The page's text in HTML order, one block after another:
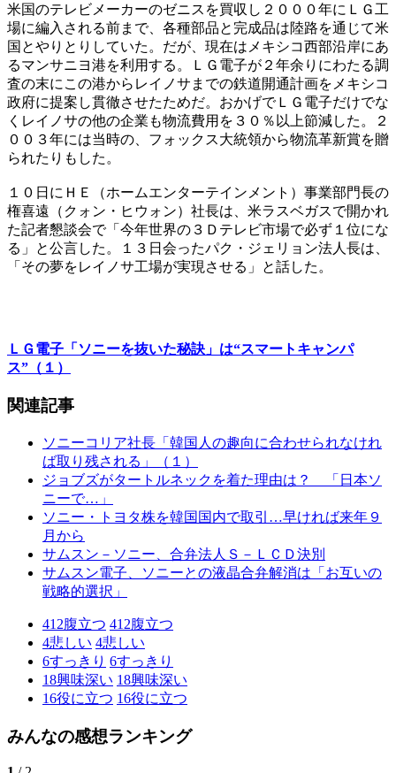
米国のテレビメーカーのゼニスを買収し２０００年にＬＧ工
場に編入される前まで、各種部品と完成品は陸路を通じて米
国とやりとりしていた。だが、現在はメキシコ西部沿岸にあ
るマンサニヨ港を利用する。ＬＧ電子が２年余りにわたる調
査の末にこの港からレイノサまでの鉄道開通計画をメキシコ
政府に提案し貫徹させたためだ。おかげでＬＧ電子だけでな
くレイノサの他の企業も物流費用を３０％以上節減した。２
００３年には当時の、フォックス大統領から物流革新賞を贈
られたりもした。
１０日にＨＥ（ホームエンターテインメント）事業部門長の
権喜遠（クォン・ヒウォン）社長は、米ラスベガスで開かれ
た記者懇談会で「今年世界の３Ｄテレビ市場で必ず１位にな
る」と公言した。１３日会ったパク・ジェリョン法人長は、
「その夢をレイノサ工場が実現させる」と話した。
ＬＧ電子「ソニーを抜いた秘訣」は“スマートキャンパ
ス”（１）
関連記事
ソニーコリア社長「韓国人の趣向に合わせられなけれ
ば取り残される」（１）
ジョブズがタートルネックを着た理由は？ 「日本ソ
ニーで…」
ソニー・トヨタ株を韓国国内で取引…早ければ来年９
月から
サムスン－ソニー、合弁法人Ｓ－ＬＣＤ決別
サムスン電子、ソニーとの液晶合弁解消は「お互いの
戦略的選択」
412腹立つ 412腹立つ
4悲しい 4悲しい
6すっきり 6すっきり
18興味深い 18興味深い
16役に立つ 16役に立つ
みんなの感想ランキング